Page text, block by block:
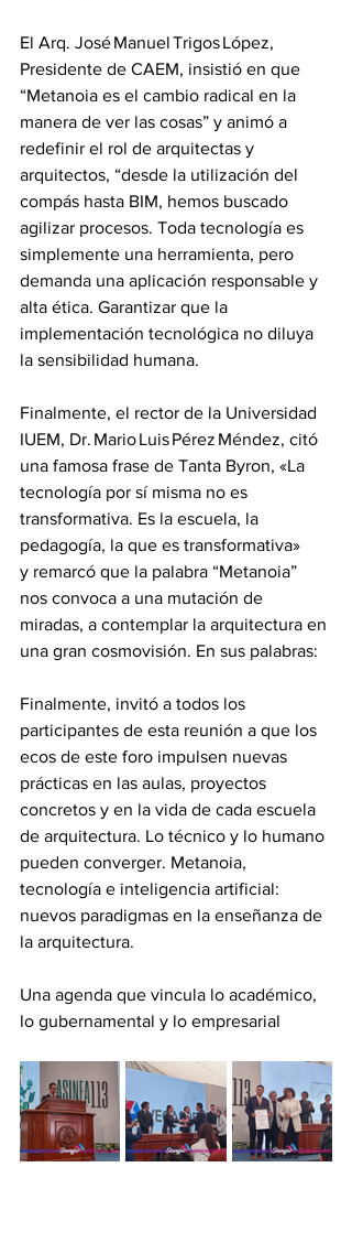
El Arq. José Manuel Trigos López,
Presidente de CAEM, insistió en que
“Metanoia es el cambio radical en la
manera de ver las cosas” y animó a
redefinir el rol de arquitectas y
arquitectos, “desde la utilización del
compás hasta BIM, hemos buscado
agilizar procesos. Toda tecnología es
simplemente una herramienta, pero
demanda una aplicación responsable y
alta ética. Garantizar que la
implementación tecnológica no diluya
la sensibilidad humana.
Finalmente, el rector de la Universidad
IUEM, Dr. Mario Luis Pérez Méndez, citó
una famosa frase de Tanta Byron, «La
tecnología por sí misma no es
transformativa. Es la escuela, la
pedagogía, la que es transformativa»
y remarcó que la palabra “Metanoia”
nos convoca a una mutación de
miradas, a contemplar la arquitectura en
una gran cosmovisión. En sus palabras:
Finalmente, invitó a todos los
participantes de esta reunión a que los
ecos de este foro impulsen nuevas
prácticas en las aulas, proyectos
concretos y en la vida de cada escuela
de arquitectura. Lo técnico y lo humano
pueden converger. Metanoia,
tecnología e inteligencia artificial:
nuevos paradigmas en la enseñanza de
la arquitectura.
Una agenda que vincula lo académico,
lo gubernamental y lo empresarial